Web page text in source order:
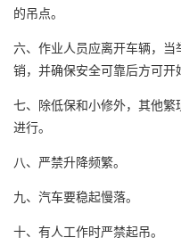
的吊点。
六、作业人员应离开车辆，
销，并确保安全可靠后方可开
七、除低保和小修外，其他
进行。
八、严禁升降频繁。
九、汽车要稳起慢落。
十、有人工作时严禁起吊。